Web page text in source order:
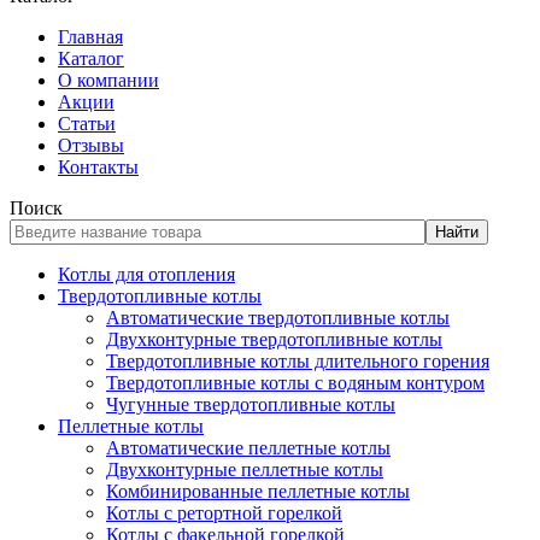
Главная
Каталог
О компании
Акции
Статьи
Отзывы
Контакты
Поиск
Найти
Котлы для отопления
Твердотопливные котлы
Автоматические твердотопливные котлы
Двухконтурные твердотопливные котлы
Твердотопливные котлы длительного горения
Твердотопливные котлы с водяным контуром
Чугунные твердотопливные котлы
Пеллетные котлы
Автоматические пеллетные котлы
Двухконтурные пеллетные котлы
Комбинированные пеллетные котлы
Котлы с ретортной горелкой
Котлы с факельной горелкой